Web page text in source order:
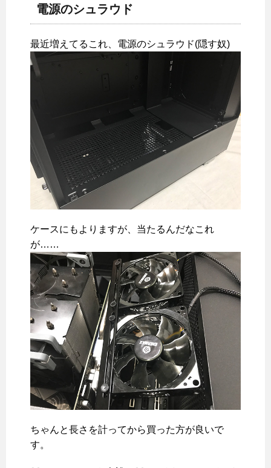
電源のシュラウド
最近増えてるこれ、電源のシュラウド(隠す奴)
ケースにもよりますが、当たるんだなこれ
が……
ちゃんと長さを計ってから買った方が良いで
す。